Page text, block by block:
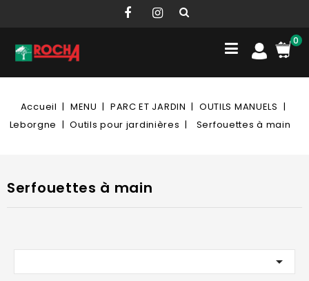
0
Accueil MENU PARC ET JARDIN
OUTILS MANUELS
Leborgne
Outils pour jardinières Serfouettes à main
Serfouettes à main
